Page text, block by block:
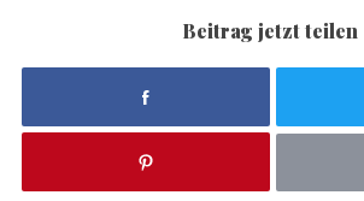
Beitrag jetzt teilen